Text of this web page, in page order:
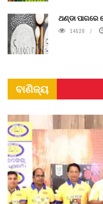
ଥଣ୍ଡା ପାଗରେ
14528
ବାଣିଜ୍ୟ